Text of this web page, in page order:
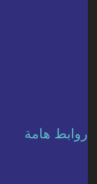
روابط هامة